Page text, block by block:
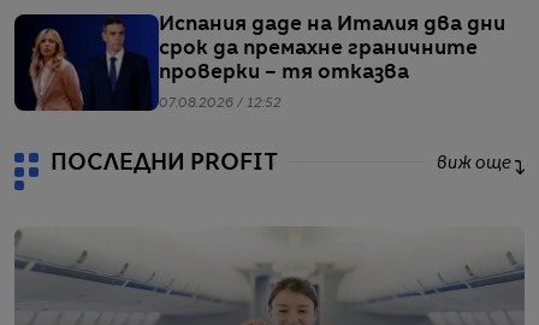
Испания даде на Италия два дни
срок да премахне граничните
проверки – тя отказва
07.08.2026 / 12:52
ПОСЛЕДНИ PROFIT виж още